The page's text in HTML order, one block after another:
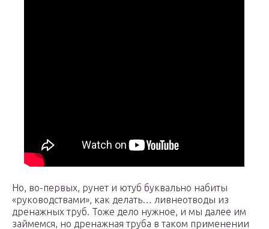
Но, во-первых, рунет и ютуб буквально набиты
«руководствами», как делать… ливнеотводы из
дренажных труб. Тоже дело нужное, и мы далее им
займемся, но дренажная труба в таком применении